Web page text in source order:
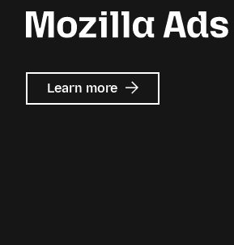
Learn more about
Mozilla